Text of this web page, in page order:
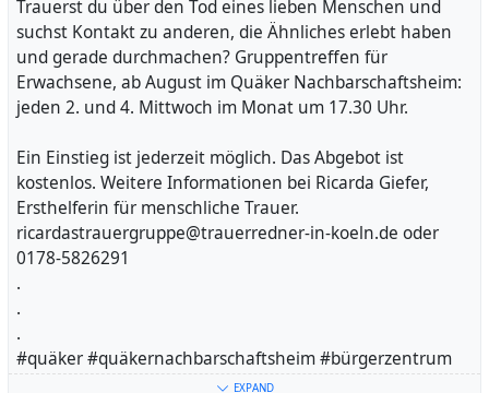
Trauerst du über den Tod eines lieben Menschen und
suchst Kontakt zu anderen, die Ähnliches erlebt haben
und gerade durchmachen? Gruppentreffen für
Erwachsene, ab August im Quäker Nachbarschaftsheim:
jeden 2. und 4. Mittwoch im Monat um 17.30 Uhr.
Ein Einstieg ist jederzeit möglich. Das Abgebot ist
kostenlos. Weitere Informationen bei Ricarda Giefer,
Ersthelferin für menschliche Trauer.
ricardastrauergruppe@trauerredner-in-koeln.de oder
0178-5826291
.
.
.
#quäker #quäkernachbarschaftsheim #bürgerzentrum
#kölnerelf #nachbarn #nachbarschaft #veedel
EXPAND